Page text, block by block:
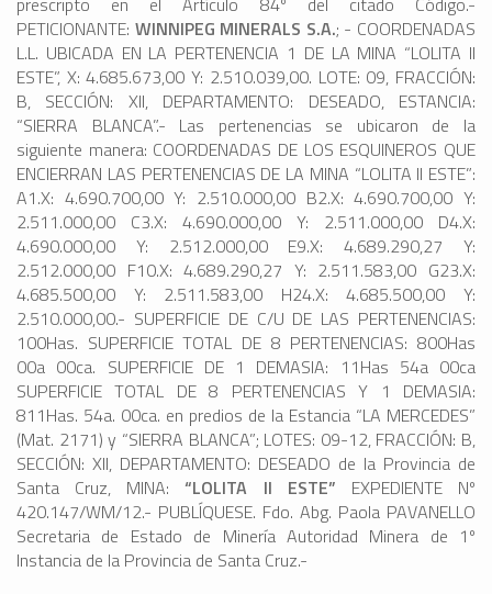
PETICIONANTE: WINNIPEG MINERALS S.A.; - COORDENADAS
L.L. UBICADA EN LA PERTENENCIA 1 DE LA MINA “LOLITA II
ESTE”, X: 4.685.673,00 Y: 2.510.039,00. LOTE: 09, FRACCIÓN:
B, SECCIÓN: XII, DEPARTAMENTO: DESEADO, ESTANCIA:
“SIERRA BLANCA”.- Las pertenencias se ubicaron de la
siguiente manera: COORDENADAS DE LOS ESQUINEROS QUE
ENCIERRAN LAS PERTENENCIAS DE LA MINA “LOLITA II ESTE”:
A1.X: 4.690.700,00 Y: 2.510.000,00 B2.X: 4.690.700,00 Y:
2.511.000,00 C3.X: 4.690.000,00 Y: 2.511.000,00 D4.X:
4.690.000,00 Y: 2.512.000,00 E9.X: 4.689.290,27 Y:
2.512.000,00 F10.X: 4.689.290,27 Y: 2.511.583,00 G23.X:
4.685.500,00 Y: 2.511.583,00 H24.X: 4.685.500,00 Y:
2.510.000,00.- SUPERFICIE DE C/U DE LAS PERTENENCIAS:
100Has. SUPERFICIE TOTAL DE 8 PERTENENCIAS: 800Has
00a 00ca. SUPERFICIE DE 1 DEMASIA: 11Has 54a 00ca
SUPERFICIE TOTAL DE 8 PERTENENCIAS Y 1 DEMASIA:
811Has. 54a. 00ca. en predios de la Estancia “LA MERCEDES”
(Mat. 2171) y “SIERRA BLANCA”; LOTES: 09-12, FRACCIÓN: B,
SECCIÓN: XII, DEPARTAMENTO: DESEADO de la Provincia de
Santa Cruz, MINA: “LOLITA II ESTE” EXPEDIENTE Nº
420.147/WM/12.- PUBLÍQUESE. Fdo. Abg. Paola PAVANELLO
Secretaria de Estado de Minería Autoridad Minera de 1º
Instancia de la Provincia de Santa Cruz.-